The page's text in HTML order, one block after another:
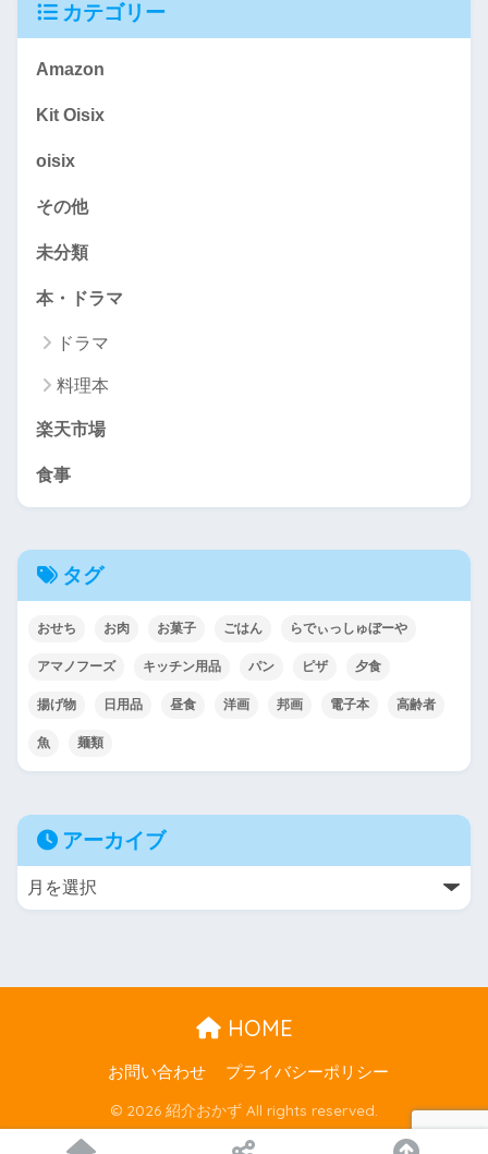
カテゴリー
Amazon
Kit Oisix
oisix
その他
未分類
本・ドラマ
ドラマ
料理本
楽天市場
食事
タグ
おせち お肉 お菓子 ごはん らでぃっしゅぼーや
アマノフーズ キッチン用品 パン ピザ 夕食
揚げ物 日用品 昼食 洋画 邦画 電子本 高齢者
魚 麺類
アーカイブ
HOME
お問い合わせ プライバシーポリシー
© 2026 紹介おかず All rights reserved.